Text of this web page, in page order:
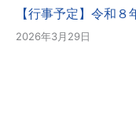
【行事予定】令和８
2026年3月29日